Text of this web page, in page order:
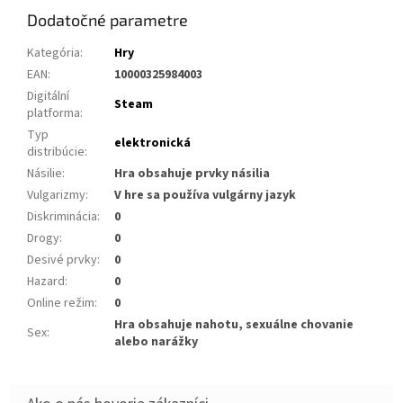
Dodatočné parametre
Kategória:
Hry
EAN:
10000325984003
Digitální
platforma:
Steam
Typ
distribúcie:
elektronická
Násilie:
Hra obsahuje prvky násilia
Vulgarizmy:
V hre sa používa vulgárny jazyk
Diskriminácia:
0
Drogy:
0
Desivé prvky:
0
Hazard:
0
Online režim:
0
Sex:
Hra obsahuje nahotu, sexuálne chovanie
alebo narážky